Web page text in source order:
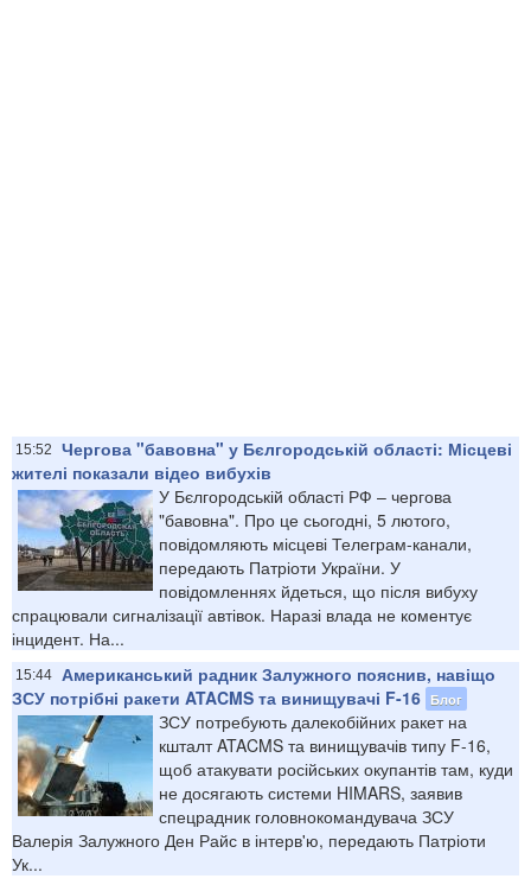
15:52
Чергова "бавовна" у Бєлгородській області: Місцеві
жителі показали відео вибухів
У Бєлгородській області РФ – чергова
"бавовна". Про це сьогодні, 5 лютого,
повідомляють місцеві Телеграм-канали,
передають Патріоти України. У
повідомленнях йдеться, що після вибуху
спрацювали сигналізації автівок. Наразі влада не коментує
інцидент. На...
15:44
Американський радник Залужного пояснив, навіщо
ЗСУ потрібні ракети ATACMS та винищувачі F-16 Блог
ЗСУ потребують далекобійних ракет на
кшталт ATACMS та винищувачів типу F-16,
щоб атакувати російських окупантів там, куди
не досягають системи HIMARS, заявив
спецрадник головнокомандувача ЗСУ
Валерія Залужного Ден Райс в інтерв'ю, передають Патріоти
Ук...